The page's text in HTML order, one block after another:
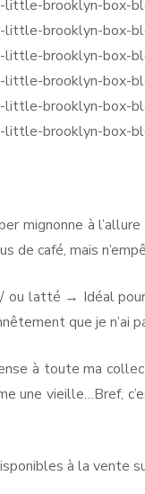
mignonne à
de café, mais
/ ou latté → Idéal
que je n’ai
à toute ma
une vieille…Bref,
à la vente